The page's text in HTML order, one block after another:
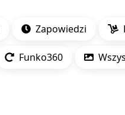
Zapowiedzi
Funko360